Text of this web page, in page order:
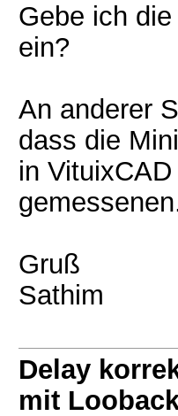
Gebe ich
ein?
An anderer
dass die
in
Gruß
Sathim
Delay
mit